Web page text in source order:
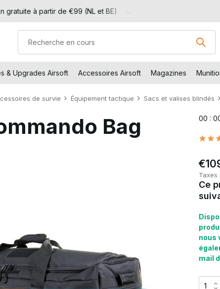
gratuite à partir de €99 (NL et BE) Venez visiter notre
& Upgrades Airsoft Accessoires Airsoft Magazines
de survie Équipement tactique Sacs et valises blindés
Bag
00 : 0
Taxes
Ce
nous
mail